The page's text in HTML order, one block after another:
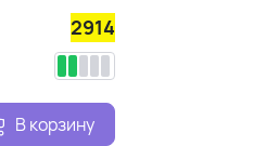
2914
В корзину